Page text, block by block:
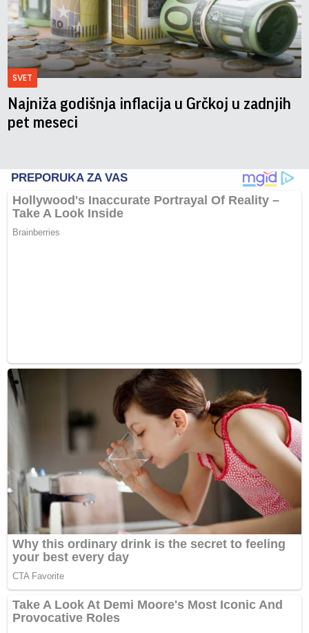
SVET
Najniža godišnja inflacija u Grčkoj u zadnjih
pet meseci